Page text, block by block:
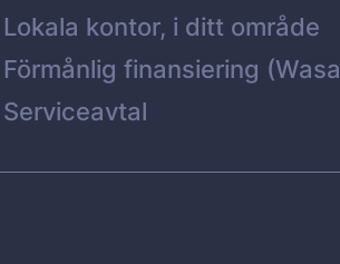
Lokala kontor, i ditt område
Förmånlig finansiering
Serviceavtal